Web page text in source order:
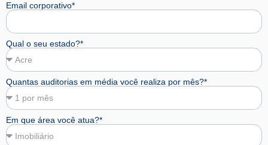
Email corporativo*
Qual o seu estado?*
Quantas auditorias em média você realiza por mês?*
Em que área você atua?*